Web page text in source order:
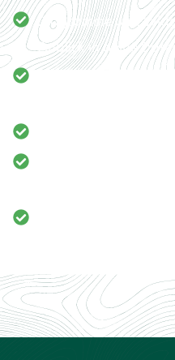
Diagramme und
Einblick in deine